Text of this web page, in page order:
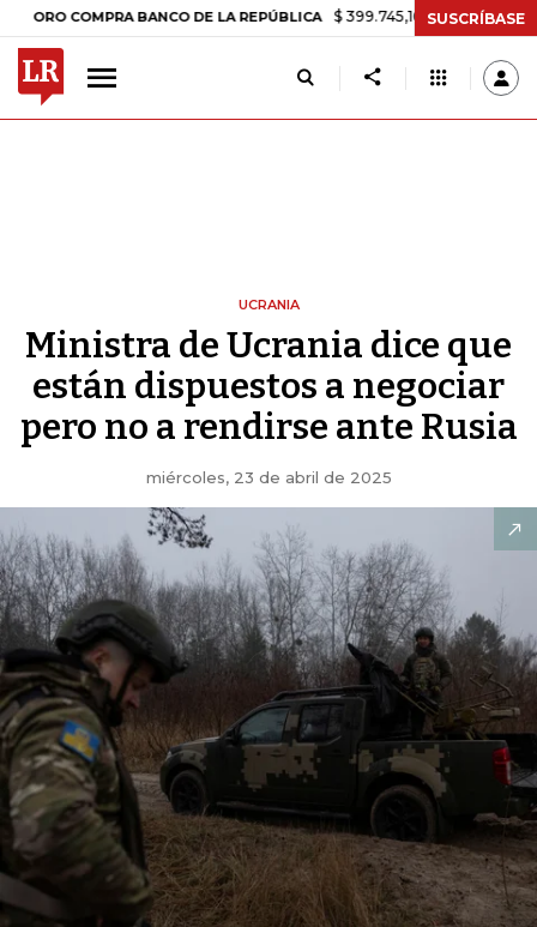
COMPRA BANCO DE LA REPÚBLICA $ 399.745,16 +$ 2.295,71 +0,58%
SUSCRÍBASE
UCRANIA
Ministra de Ucrania dice que
están dispuestos a negociar
pero no a rendirse ante Rusia
miércoles, 23 de abril de 2025